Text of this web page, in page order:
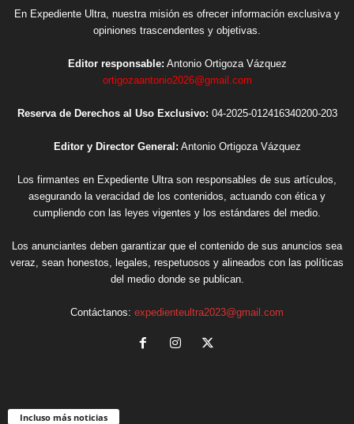
En Expediente Ultra, nuestra misión es ofrecer información exclusiva y
opiniones trascendentes y objetivas.
Editor responsable: Antonio Ortigoza Vázquez
ortigozaantonio2026@gmail.com
Reserva de Derechos al Uso Exclusivo: 04-2025-012416340200-203
Editor y Director General: Antonio Ortigoza Vázquez
Los firmantes en Expediente Ultra son responsables de sus artículos,
asegurando la veracidad de los contenidos, actuando con ética y
cumpliendo con las leyes vigentes y los estándares del medio.
Los anunciantes deben garantizar que el contenido de sus anuncios sea
veraz, sean honestos, legales, respetuosos y alineados con las políticas
del medio donde se publican.
Contáctanos: expedienteultra2023@gmail.com
Incluso más noticias